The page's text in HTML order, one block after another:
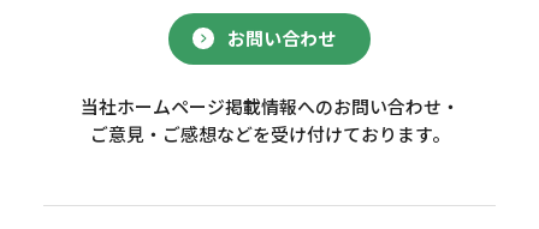
お問い合わせ
当社ホームページ掲載情報へのお問い合わせ・
ご意見・ご感想などを受け付けております。